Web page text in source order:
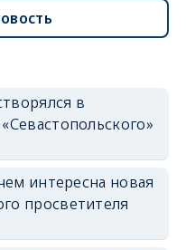
в
интересна новая
просветителя